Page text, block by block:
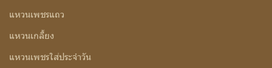
แหวนเพชรแถว
แหวนเกลี้ยง
แหวนเพชรใส่ประจำวัน